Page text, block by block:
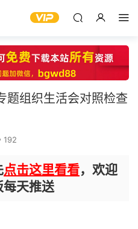
题组织生活会对照检查
192
点击这里看看，欢迎
天推送